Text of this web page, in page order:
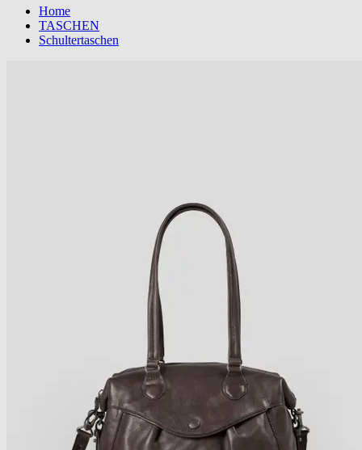
Home
TASCHEN
Schultertaschen